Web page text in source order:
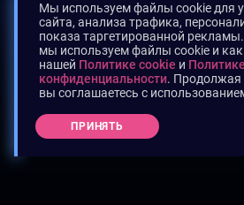
Мы используем файлы cookie для
сайта, анализа трафика,
показа таргетированной
мы используем файлы cookie и
нашей Политике cookie и Политике
конфиденциальности. Продолжая
вы соглашаетесь с
ПРИНЯТЬ